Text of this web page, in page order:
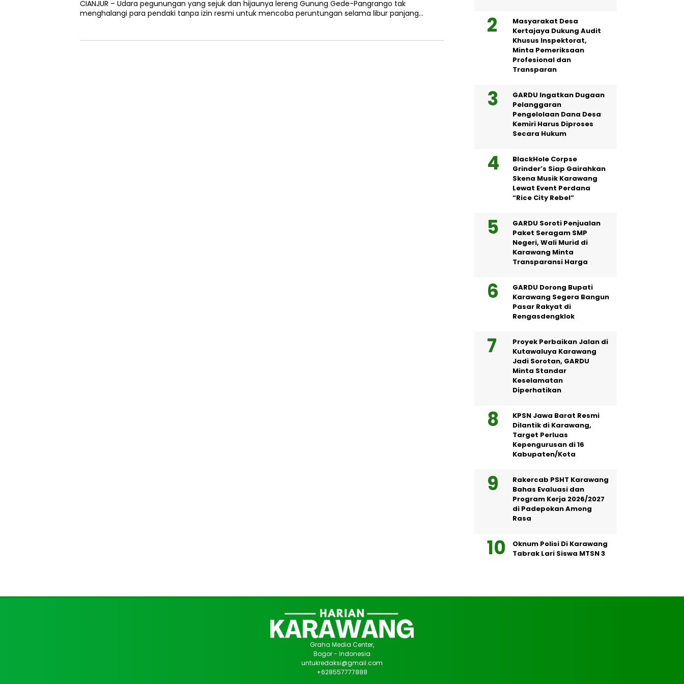
CIANJUR – Udara pegunungan yang sejuk dan hijaunya lereng Gunung Gede-Pangrango tak
menghalangi para pendaki tanpa izin resmi untuk mencoba peruntungan selama libur panjang…
Masyarakat Desa
Kertajaya Dukung Audit
Khusus Inspektorat,
Minta Pemeriksaan
Profesional dan
Transparan
GARDU Ingatkan Dugaan
Pelanggaran
Pengelolaan Dana Desa
Kemiri Harus Diproses
Secara Hukum
BlackHole Corpse
Grinder’s Siap Gairahkan
Skena Musik Karawang
Lewat Event Perdana
“Rice City Rebel”
GARDU Soroti Penjualan
Paket Seragam SMP
Negeri, Wali Murid di
Karawang Minta
Transparansi Harga
GARDU Dorong Bupati
Karawang Segera Bangun
Pasar Rakyat di
Rengasdengklok
Proyek Perbaikan Jalan di
Kutawaluya Karawang
Jadi Sorotan, GARDU
Minta Standar
Keselamatan
Diperhatikan
KPSN Jawa Barat Resmi
Dilantik di Karawang,
Target Perluas
Kepengurusan di 16
Kabupaten/Kota
Rakercab PSHT Karawang
Bahas Evaluasi dan
Program Kerja 2026/2027
di Padepokan Among
Rasa
Oknum Polisi Di Karawang
Tabrak Lari Siswa MTSN 3
Graha Media Center,
Bogor - Indonesia
untukredaksi@gmail.com
+628557777888